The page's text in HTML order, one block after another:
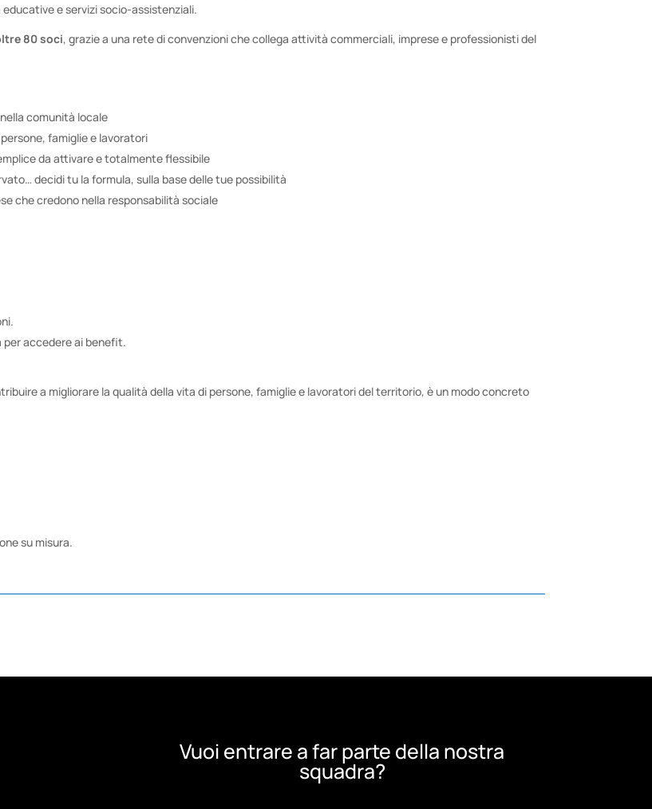
e servizi socio-assistenziali.
80 soci, grazie a una rete di convenzioni che collega attività commerciali, imprese e professionisti del
comunità locale
famiglie e lavoratori
da attivare e totalmente flessibile
decidi tu la formula, sulla base delle tue possibilità
che credono nella responsabilità sociale
accedere ai benefit.
a migliorare la qualità della vita di persone, famiglie e lavoratori del territorio, è un modo concreto
su misura.
Vuoi entrare a far parte della nostra
squadra?